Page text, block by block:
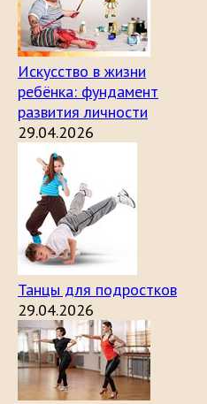
Искусство в жизни
ребёнка: фундамент
развития личности
29.04.2026
Танцы для подростков
29.04.2026